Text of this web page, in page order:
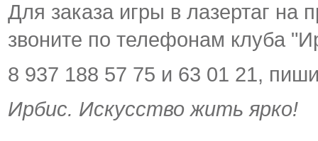
Для заказа игры в лазертаг на
звоните по телефонам клуба
8 937 188 57 75 и 63 01 21,
Ирбис. Искусство жить ярко!